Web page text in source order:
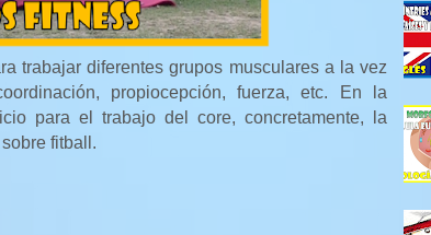
trabajar diferentes grupos musculares a la vez
propiocepción, fuerza, etc. En la
para el trabajo del core, concretamente, la
fitball.